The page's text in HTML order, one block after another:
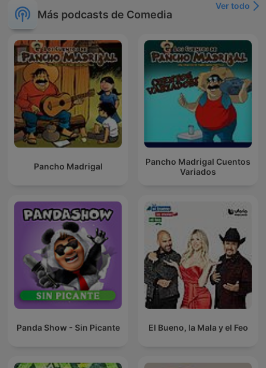
Más podcasts de Comedia
Ver todo
Pancho Madrigal
Pancho Madrigal Cuentos
Variados
Panda Show - Sin Picante El Bueno, la Mala y el Feo